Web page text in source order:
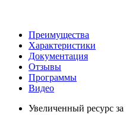
Преимущества
Характеристики
Документация
Отзывы
Программы
Видео
Увеличенный ресурс